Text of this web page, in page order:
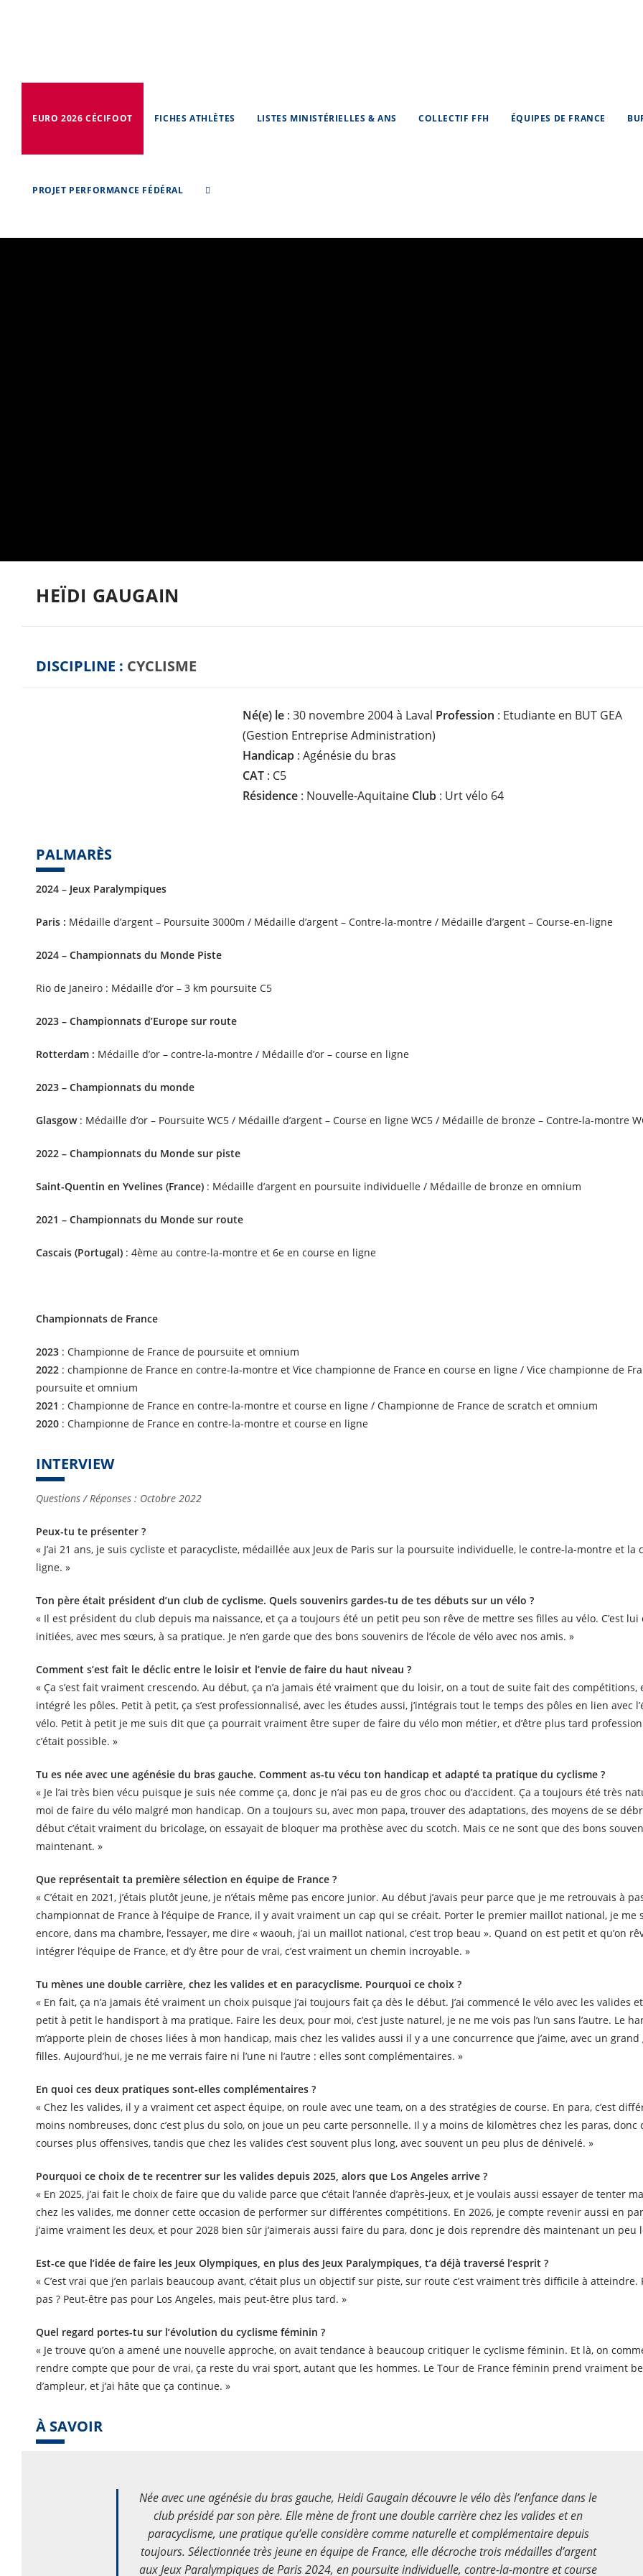
EURO 2026 CÉCIFOOT FICHES ATHLÈTES LISTES MINISTÉRIELLES & ANS COLLECTIF FFH ÉQUIPES DE FRANCE
PROJET PERFORMANCE FÉDÉRAL
HEÏDI GAUGAIN
D
I
DISCIPLINE : CYCLISME
Né(e) le : 30 novembre 2004 à Laval Profession : Etudiante en BUT GEA
(Gestion Entreprise Administration)
Handicap: Agénésie du bras
CAT: C5
Résidence: Nouvelle-Aquitaine Club: Urt vélo 64
PALMARÈS
2024 – Jeux Paralympiques
Paris : Médaille d’argent – Poursuite 3000m / Médaille d’argent – Contre-la-montre / Médaille d’argent – Course-en-ligne
2024 – Championnats du Monde Piste
Rio de Janeiro : Médaille d’or – 3 km poursuite C5
2023 – Championnats d’Europe sur route
Rotterdam : Médaille d’or – contre-la-montre / Médaille d’or – course en ligne
2023 – Championnats du monde
Glasgow : Médaille d’or – Poursuite WC5 / Médaille d’argent – Course en ligne WC5 / Médaille de bronze – Contre-la-montre
2022 – Championnats du Monde sur piste
Saint-Quentin en Yvelines (France) : Médaille d’argent en poursuite individuelle / Médaille de bronze en omnium
2021 – Championnats du Monde sur route
Cascais (Portugal) : 4ème au contre-la-montre et 6e en course en ligne
Championnats de France
2023 : Championne de France de poursuite et omnium
2022 : championne de France en contre-la-montre et Vice championne de France en course en ligne / Vice championne de
poursuite et omnium
2021 : Championne de France en contre-la-montre et course en ligne / Championne de France de scratch et omnium
2020 : Championne de France en contre-la-montre et course en ligne
INTERVIEW
Questions / Réponses : Octobre 2022
Peux-tu te présenter ?
« J’ai 21 ans, je suis cycliste et paracycliste, médaillée aux Jeux de Paris sur la poursuite individuelle, le contre-la-montre et la
ligne. »
Ton père était président d’un club de cyclisme. Quels souvenirs gardes-tu de tes débuts sur un vélo ?
« Il est président du club depuis ma naissance, et ça a toujours été un petit peu son rêve de mettre ses filles au vélo. C’est lui
initiées, avec mes sœurs, à sa pratique. Je n’en garde que des bons souvenirs de l’école de vélo avec nos amis. »
Comment s’est fait le déclic entre le loisir et l’envie de faire du haut niveau ?
« Ça s’est fait vraiment crescendo. Au début, ça n’a jamais été vraiment que du loisir, on a tout de suite fait des compétitions,
intégré les pôles. Petit à petit, ça s’est professionnalisé, avec les études aussi, j’intégrais tout le temps des pôles en lien avec
vélo. Petit à petit je me suis dit que ça pourrait vraiment être super de faire du vélo mon métier, et d’être plus tard
c’était possible. »
Tu es née avec une agénésie du bras gauche. Comment as-tu vécu ton handicap et adapté ta pratique du cyclisme ?
« Je l’ai très bien vécu puisque je suis née comme ça, donc je n’ai pas eu de gros choc ou d’accident. Ça a toujours été très
moi de faire du vélo malgré mon handicap. On a toujours su, avec mon papa, trouver des adaptations, des moyens de se
début c’était vraiment du bricolage, on essayait de bloquer ma prothèse avec du scotch. Mais ce ne sont que des bons
maintenant. »
Que représentait ta première sélection en équipe de France ?
« C’était en 2021, j’étais plutôt jeune, je n’étais même pas encore junior. Au début j’avais peur parce que je me retrouvais à
championnat de France à l’équipe de France, il y avait vraiment un cap qui se créait. Porter le premier maillot national, je me
encore, dans ma chambre, l’essayer, me dire « waouh, j’ai un maillot national, c’est trop beau ». Quand on est petit et qu’on
intégrer l’équipe de France, et d’y être pour de vrai, c’est vraiment un chemin incroyable. »
Tu mènes une double carrière, chez les valides et en paracyclisme. Pourquoi ce choix ?
« En fait, ça n’a jamais été vraiment un choix puisque j’ai toujours fait ça dès le début. J’ai commencé le vélo avec les valides
petit à petit le handisport à ma pratique. Faire les deux, pour moi, c’est juste naturel, je ne me vois pas l’un sans l’autre. Le
m’apporte plein de choses liées à mon handicap, mais chez les valides aussi il y a une concurrence que j’aime, avec un
filles. Aujourd’hui, je ne me verrais faire ni l’une ni l’autre : elles sont complémentaires. »
En quoi ces deux pratiques sont-elles complémentaires ?
« Chez les valides, il y a vraiment cet aspect équipe, on roule avec une team, on a des stratégies de course. En para, c’est
moins nombreuses, donc c’est plus du solo, on joue un peu carte personnelle. Il y a moins de kilomètres chez les paras, donc
courses plus offensives, tandis que chez les valides c’est souvent plus long, avec souvent un peu plus de dénivelé. »
Pourquoi ce choix de te recentrer sur les valides depuis 2025, alors que Los Angeles arrive ?
« En 2025, j’ai fait le choix de faire que du valide parce que c’était l’année d’après-jeux, et je voulais aussi essayer de tenter
chez les valides, me donner cette occasion de performer sur différentes compétitions. En 2026, je compte revenir aussi en
j’aime vraiment les deux, et pour 2028 bien sûr j’aimerais aussi faire du para, donc je dois reprendre dès maintenant un peu
Est-ce que l’idée de faire les Jeux Olympiques, en plus des Jeux Paralympiques, t’a déjà traversé l’esprit ?
« C’est vrai que j’en parlais beaucoup avant, c’était plus un objectif sur piste, sur route c’est vraiment très difficile à atteindre.
pas ? Peut-être pas pour Los Angeles, mais peut-être plus tard. »
Quel regard portes-tu sur l’évolution du cyclisme féminin ?
« Je trouve qu’on a amené une nouvelle approche, on avait tendance à beaucoup critiquer le cyclisme féminin. Et là, on
rendre compte que pour de vrai, ça reste du vrai sport, autant que les hommes. Le Tour de France féminin prend vraiment
d’ampleur, et j’ai hâte que ça continue. »
À SAVOIR
Née avec une agénésie du bras gauche, Heidi Gaugain découvre le vélo dès l’enfance dans le
club présidé par son père. Elle mène de front une double carrière chez les valides et en
paracyclisme, une pratique qu’elle considère comme naturelle et complémentaire depuis
toujours. Sélectionnée très jeune en équipe de France, elle décroche trois médailles d’argent
aux Jeux Paralympiques de Paris 2024, en poursuite individuelle, contre-la-montre et course